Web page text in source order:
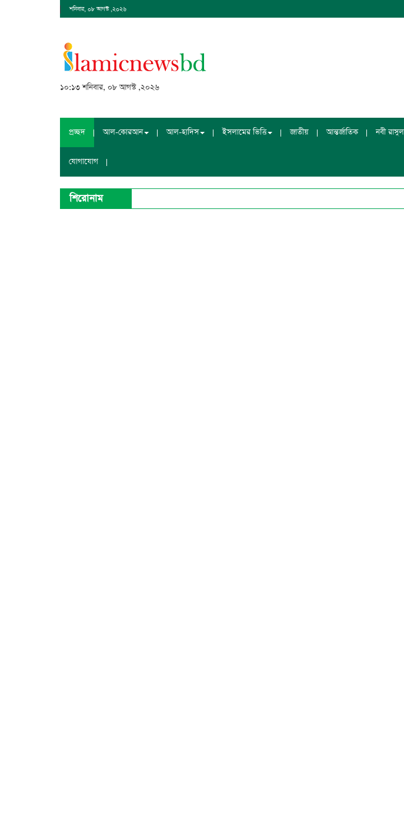
শনিবার, ০৮ আগস্ট ,২০২৬
১০:১৩ শনিবার, ০৮ আগস্ট ,২০২৬
প্রচ্ছদ আল-কোরআন আল-হাদিস ইসলামের ভিত্তি জাতীয় আন্তর্জাতিক নবী রাসুল
যোগাযোগ
শিরোনাম